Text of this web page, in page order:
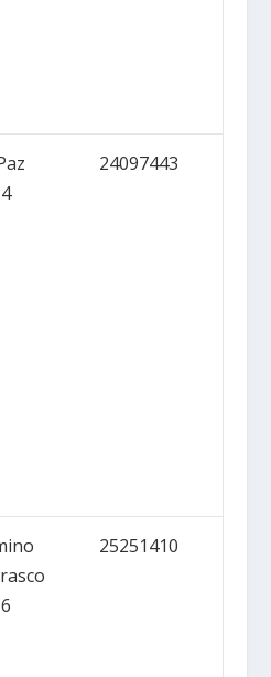
24097443
25251410